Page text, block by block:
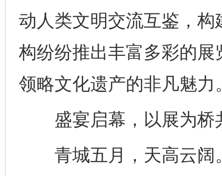
动人类文明交流互鉴，
构纷纷推出丰富多彩的
领略文化遗产的非凡魅力
盛宴启幕，以展为桥
青城五月，天高云阔